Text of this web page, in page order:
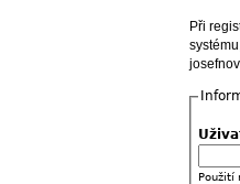
Při
Použití